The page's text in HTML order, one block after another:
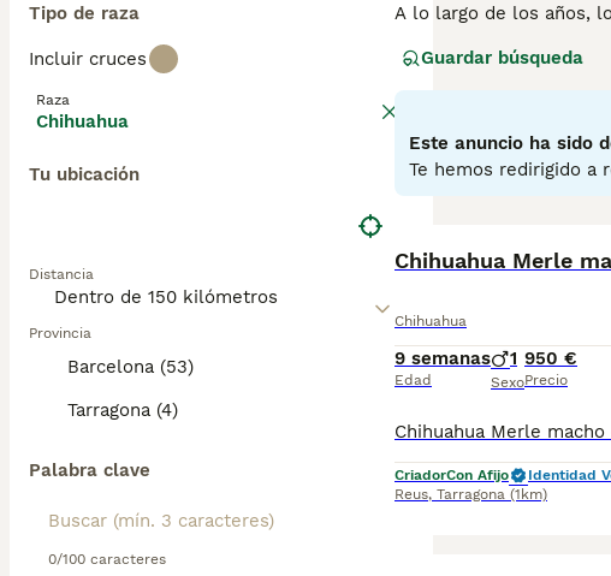
Tipo de raza
Incluir cruces
Raza
Chihuahua
Tu ubicación
Distancia
Provincia
Barcelona (53)
Tarragona (4)
Palabra clave
0/100 caracteres
A lo largo de los años,
piensan que son más
valientes y seguirán
pasar el mayor tiempo
Lee nuestra página de
Guardar búsqueda
Este anuncio ha sido
Te hemos redirigido a
Chihuahua Merle
Chihuahua
9 semanas
Edad
1
Sexo
950 €
Precio
CriadorCon Afijo
Identidad
Reus, Tarragona (1km)